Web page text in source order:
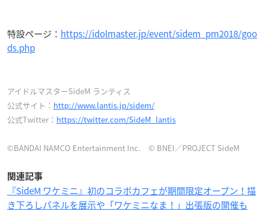
特設ページ： https://idolmaster.jp/event/sidem_pm2018/goo
ds.php
アイドルマスターSideM ランティス
公式サイト： http://www.lantis.jp/sidem/
公式Twitter： https://twitter.com/SideM_lantis
©BANDAI NAMCO Entertainment Inc. © BNEI／PROJECT SideM
関連記事
『SideM ワケミニ』初のコラボカフェが期間限定オープン！描
き下ろしパネルを展示や「ワケミニなま！」出張版の開催も